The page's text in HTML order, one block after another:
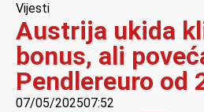
Vijesti
Austrija ukida
bonus, ali
Pendlereuro od
07/05/202507:52